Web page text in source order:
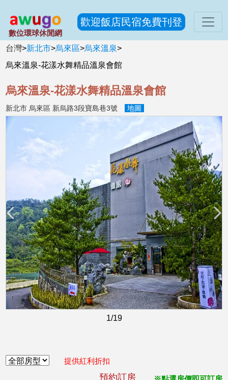
數位環球休閒網
歡迎飯店民宿免費刊登
台灣>新北市>烏來區>烏來溫泉>
烏來溫泉-花漾水舞精品溫泉會館
烏來溫泉-花漾水舞精品溫泉會館
新北市 烏來區 新烏路3段寶島巷3號 地圖
1/19
提供紅利折扣
預約訂房